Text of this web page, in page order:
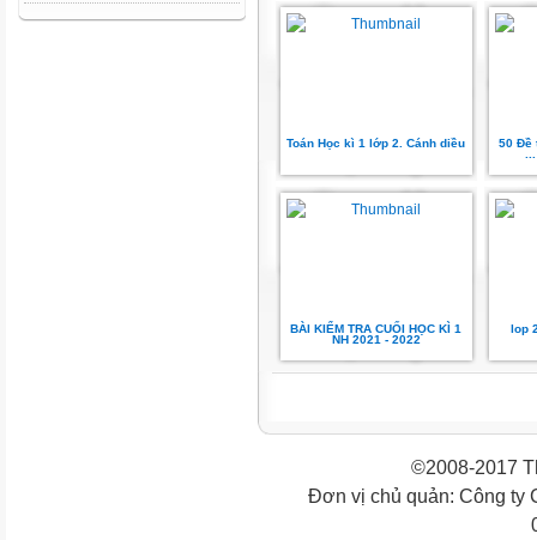
Toán Học kì 1 lớp 2. Cánh diều
50 Đề
BÀI KIỂM TRA CUỐI HỌC KÌ 1
NH 2021 - 2022
lop
©2008-2017
Đơn vị chủ quản: Công ty